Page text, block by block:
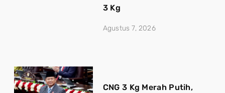
3 Kg
Agustus 7, 2026
CNG 3 Kg Merah Putih,